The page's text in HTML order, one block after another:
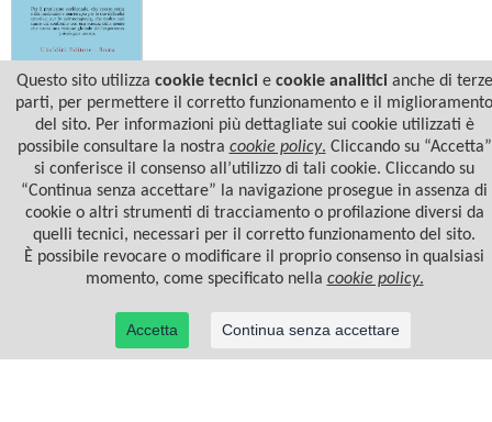
Mark Epstein
PENSIERI SENZA UN PENSATORE
© 2022 Casa Editrice Astrolabio - Ubaldini Editore S.r.l. - P.IVA 10323461003 |Informativa
Questo sito utilizza cookie tecnicie cookie analiticianche di terze
parti, per permettere il corretto funzionamento e il miglioramento
del sito. Per informazioni più dettagliate sui cookie utilizzati è
possibile consultare la nostra cookie policy. Cliccando su “Accetta”
si conferisce il consenso all’utilizzo di tali cookie. Cliccando su
“Continua senza accettare” la navigazione prosegue in assenza di
cookie o altri strumenti di tracciamento o profilazione diversi da
quelli tecnici, necessari per il corretto funzionamento del sito.
È possibile revocare o modificare il proprio consenso in qualsiasi
momento, come specificato nella cookie policy.
Accetta Continua senza accettare